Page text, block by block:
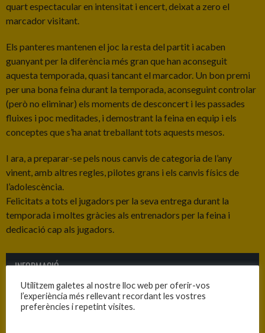
quart espectacular en intensitat i encert, deixat a zero el
marcador visitant.
Els panteres mantenen el joc la resta del partit i acaben
guanyant per la diferència més gran que han aconseguit
aquesta temporada, quasi tancant el marcador. Un bon premi
per una bona feina durant la temporada, aconseguint controlar
(però no eliminar) els moments de desconcert i les passades
fluixes i poc meditades, i demostrant la feina en equip i els
conceptes que s’ha anat treballant tots aquests mesos.
I ara, a preparar-se pels nous canvis de categoria de l’any
vinent, amb altres regles, pilotes grans i els canvis físics de
l’adolescència.
Felicitats a tots el jugadors per la seva entrega durant la
temporada i moltes gràcies als entrenadors per la feina i
dedicació cap als jugadors.
INFORMACIÓ
Data Hora Competició Temporada
23/05/2026 9:00
Pre-Infantil
Utilitzem galetes al nostre lloc web per oferir-vos
l’experiència més rellevant recordant les vostres
preferències i repetint visites.